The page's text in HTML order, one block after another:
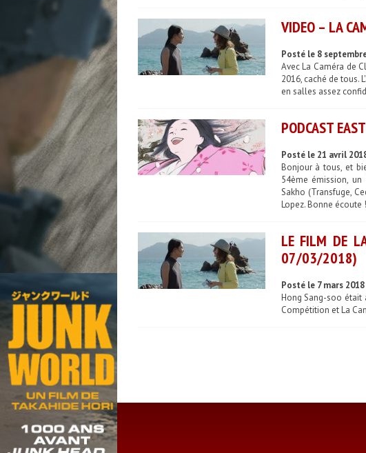
VIDEO – LA
Posté le 8
Avec La Caméra de
2016, caché de tous.
en salles assez
PODCAST
Posté le 21 avril
Bonjour à tous, et
54ème émission,
Sakho (Transfuge,
Lopez. Bonne écoute !
LE FILM DE
07/03/2018)
Posté le 7 mars
Hong Sang-soo était
Compétition et La